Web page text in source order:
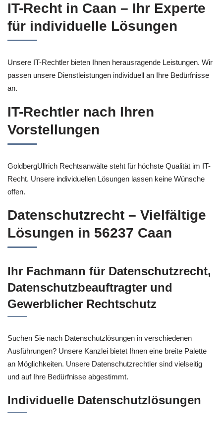
IT-Recht in Caan – Ihr Experte
für individuelle Lösungen
Unsere IT-Rechtler bieten Ihnen herausragende Leistungen. Wir
passen unsere Dienstleistungen individuell an Ihre Bedürfnisse
an.
IT-Rechtler nach Ihren
Vorstellungen
GoldbergUllrich Rechtsanwälte steht für höchste Qualität im IT-
Recht. Unsere individuellen Lösungen lassen keine Wünsche
offen.
Datenschutzrecht – Vielfältige
Lösungen in 56237 Caan
Ihr Fachmann für Datenschutzrecht,
Datenschutzbeauftragter und
Gewerblicher Rechtschutz
Suchen Sie nach Datenschutzlösungen in verschiedenen
Ausführungen? Unsere Kanzlei bietet Ihnen eine breite Palette
an Möglichkeiten. Unsere Datenschutzrechtler sind vielseitig
und auf Ihre Bedürfnisse abgestimmt.
Individuelle Datenschutzlösungen